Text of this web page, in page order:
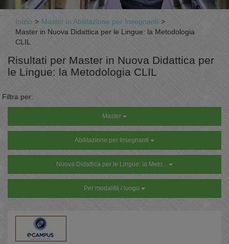
Inizio > Master in Abilitazione per Insegnanti >
Master in Nuova Didattica per le Lingue: la Metodologia
CLIL
Risultati per Master in Nuova Didattica per
le Lingue: la Metodologia CLIL
Filtra per:
Master
Abilitazione per Insegnanti
Nuova Didattica per le Lingue: la Meto...
Per modalità / luogo